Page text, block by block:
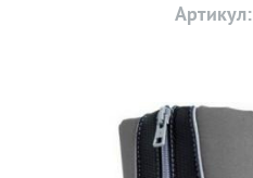
Артикул: